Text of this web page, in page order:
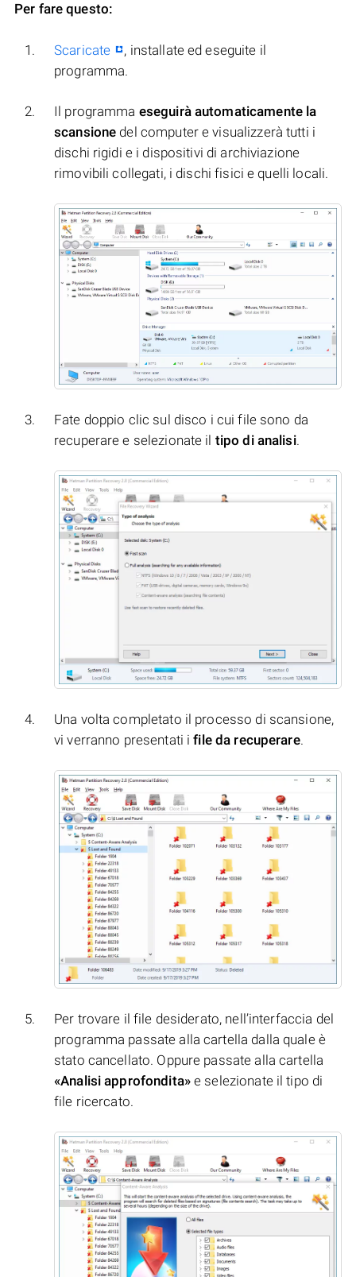
Per fare questo:
Scaricate
, installate ed eseguite il
programma.
Il programma eseguirà automaticamente la
scansione del computer e visualizzerà tutti i
dischi rigidi e i dispositivi di archiviazione
rimovibili collegati, i dischi fisici e quelli locali.
Fate doppio clic sul disco i cui file sono da
recuperare e selezionate il tipo di analisi.
Una volta completato il processo di scansione,
vi verranno presentati ifile da recuperare.
Per trovare il file desiderato, nell’interfaccia del
programma passate alla cartella dalla quale è
stato cancellato. Oppure passate alla cartella
«Analisi approfondita»e selezionate il tipo di
file ricercato.